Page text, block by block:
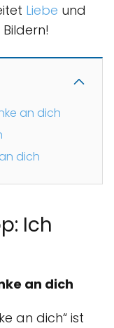
Liebe und
an dich
dich
Ich
an dich
an dich“ ist